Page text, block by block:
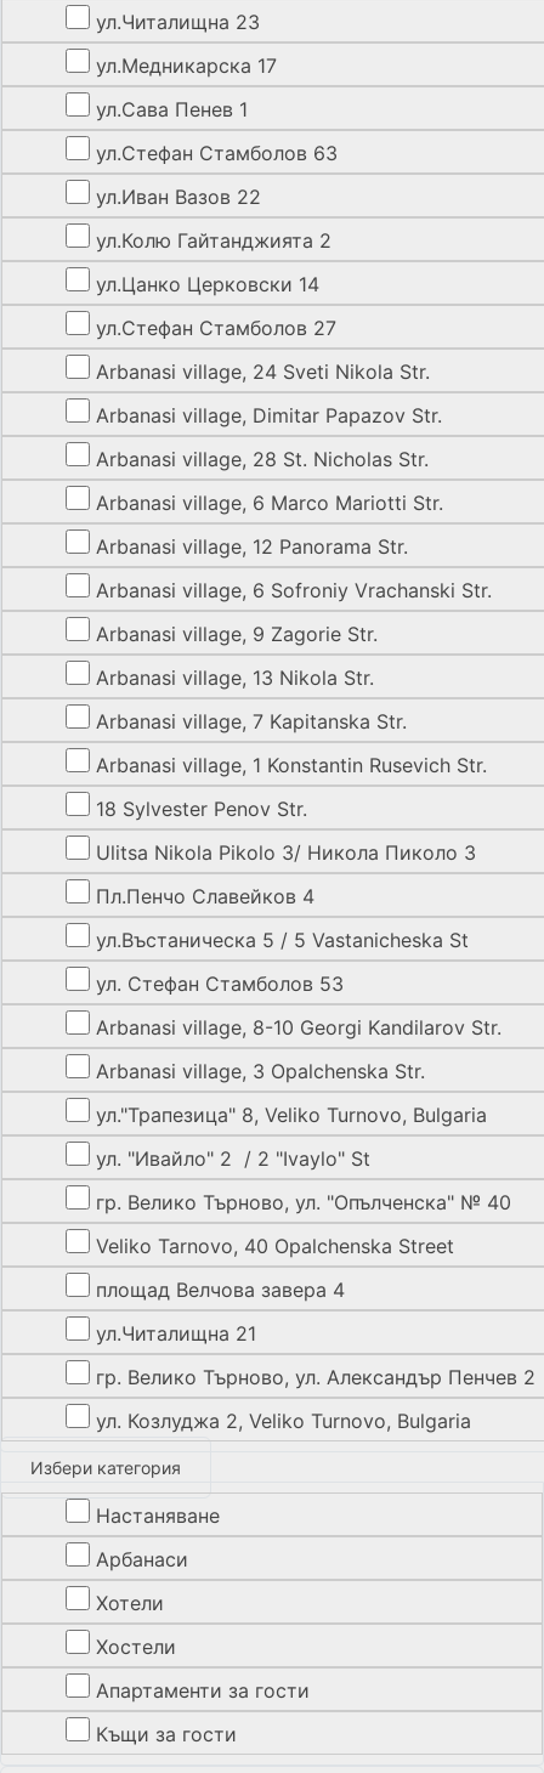
ул.Читалищна 23
ул.Медникарска 17
ул.Сава Пенев 1
ул.Стефан Стамболов 63
ул.Иван Вазов 22
ул.Колю Гайтанджията 2
ул.Цанко Церковски 14
ул.Стефан Стамболов 27
Arbanasi village, 24 Sveti Nikola Str.
Arbanasi village, Dimitar Papazov Str.
Arbanasi village, 28 St. Nicholas Str.
Arbanasi village, 6 Marco Mariotti Str.
Arbanasi village, 12 Panorama Str.
Arbanasi village, 6 Sofroniy Vrachanski Str.
Arbanasi village, 9 Zagorie Str.
Arbanasi village, 13 Nikola Str.
Arbanasi village, 7 Kapitanska Str.
Arbanasi village, 1 Konstantin Rusevich Str.
18 Sylvester Penov Str.
Ulitsa Nikola Pikolo 3/ Никола Пиколо 3
Пл.Пенчо Славейков 4
ул.Въстаническа 5 / 5 Vastanicheska St
ул. Стефан Стамболов 53
Arbanasi village, 8-10 Georgi Kandilarov Str.
Arbanasi village, 3 Opalchenska Str.
ул."Трапезица" 8, Veliko Turnovo, Bulgaria
ул. "Ивайло" 2 / 2 "Ivaylo" St
гр. Велико Търново, ул. "Опълченска" № 40
Veliko Tarnovo, 40 Opalchenska Street
площад Велчова завера 4
ул.Читалищна 21
гр. Велико Търново, ул. Александър Пенчев 2
ул. Козлуджа 2, Veliko Turnovo, Bulgaria
Избери категория
Настаняване
Арбанаси
Хотели
Хостели
Апартаменти за гости
Къщи за гости